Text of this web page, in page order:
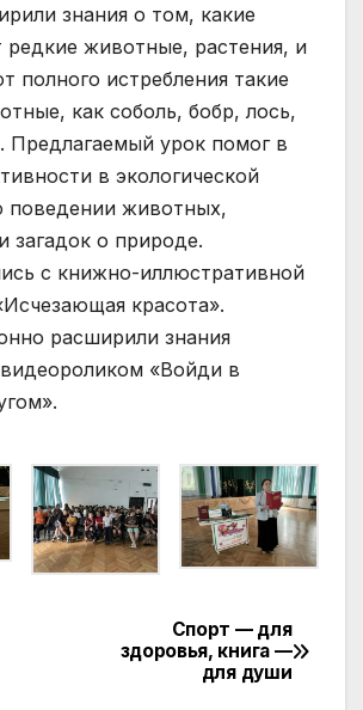
знания о том, какие
животные, растения, и
полного истребления такие
как соболь, бобр, лось,
Предлагаемый урок помог в
в экологической
поведении животных,
загадок о природе.
с книжно-иллюстративной
красота».
расширили знания
«Войди в
Спорт — для
здоровья, книга —
для души